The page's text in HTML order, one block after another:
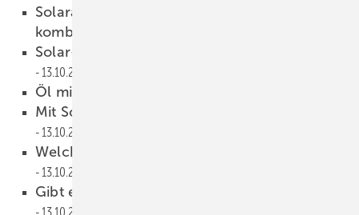
Solaranlagen lassen sich vielfältig
kombinieren
Solar-Hybrid-Wärmepumpe in der Praxis
13.10.2009
Öl mit Image-Problemen
Mit Sonne und Erde effizient heizen
13.10.2009
Welches PV-Modul für welchen Einsatz?
13.10.2009
Gibt es eine Aufholjagd bis zum Jahresende?
13.10.2009